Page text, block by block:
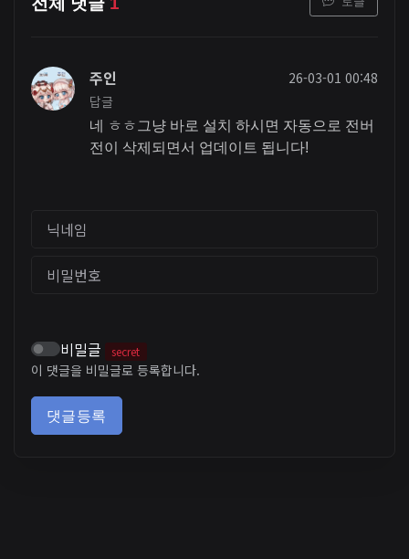
주인
26-03-01 00:48
답글
네 ㅎㅎ그냥 바로 설치 하시면 자동으로 전버
전이 삭제되면서 업데이트 됩니다!
닉네임
비밀번호
비밀글 secret
이 댓글을 비밀글로 등록합니다.
댓글등록